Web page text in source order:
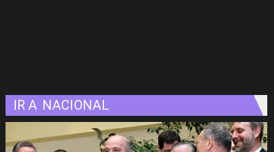
IR A NACIONAL